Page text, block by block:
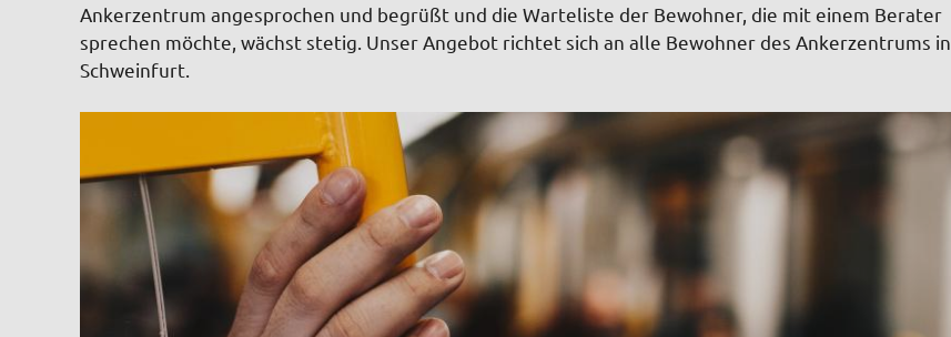
Ankerzentrum angesprochen und begrüßt und die Warteliste der Bewohner, die mit einem Berater
sprechen möchte, wächst stetig. Unser Angebot richtet sich an alle Bewohner des Ankerzentrums in
Schweinfurt.